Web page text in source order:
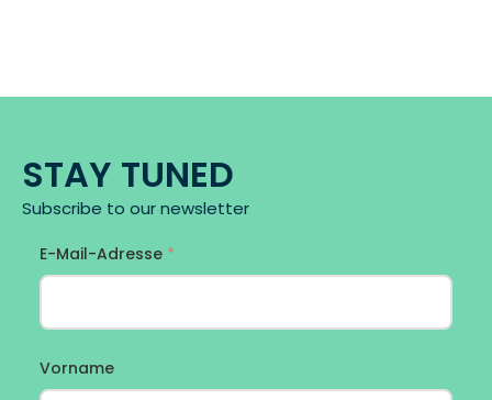
STAY TUNED
Subscribe to our newsletter